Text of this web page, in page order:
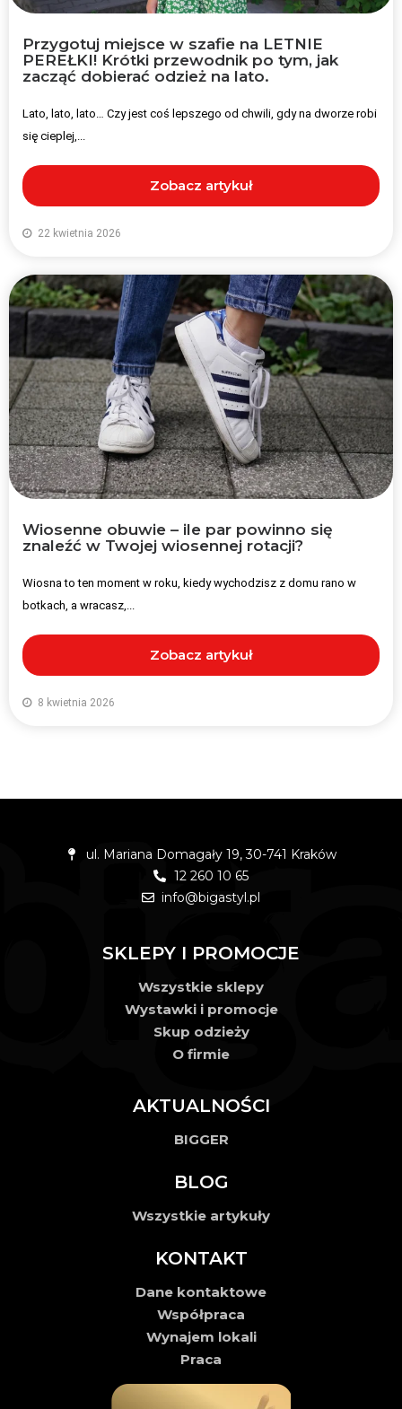
Przygotuj miejsce w szafie na LETNIE
PEREŁKI! Krótki przewodnik po tym, jak
zacząć dobierać odzież na lato.
Lato, lato, lato… Czy jest coś lepszego od chwili, gdy na dworze robi
się cieplej,...
Zobacz artykuł
22 kwietnia 2026
Wiosenne obuwie – ile par powinno się
znaleźć w Twojej wiosennej rotacji?
Wiosna to ten moment w roku, kiedy wychodzisz z domu rano w
botkach, a wracasz,...
Zobacz artykuł
8 kwietnia 2026
ul. Mariana Domagały 19, 30-741 Kraków
12 260 10 65
info@bigastyl.pl
SKLEPY I PROMOCJE
Wszystkie sklepy
Wystawki i promocje
Skup odzieży
O firmie
AKTUALNOŚCI
BIGGER
BLOG
Wszystkie artykuły
KONTAKT
Dane kontaktowe
Współpraca
Wynajem lokali
Praca